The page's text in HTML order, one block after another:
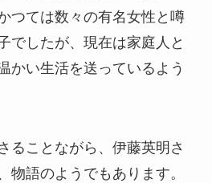
つては数々の有名女性と噂
でしたが、現在は家庭人と
かい生活を送っているよう
ることながら、伊藤英明さ
物語のようでもあります。